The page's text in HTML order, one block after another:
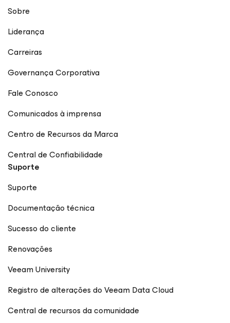
Sobre
Liderança
Carreiras
Governança Corporativa
Fale Conosco
Comunicados à imprensa
Centro de Recursos da Marca
Central de Confiabilidade
Suporte
Suporte
Documentação técnica
Sucesso do cliente
Renovações
Veeam University
Registro de alterações do Veeam Data Cloud
Central de recursos da comunidade